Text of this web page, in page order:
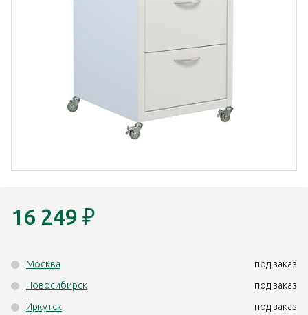
16 249 ₽
Москва
под заказ
Новосибирск
под заказ
Иркутск
под заказ